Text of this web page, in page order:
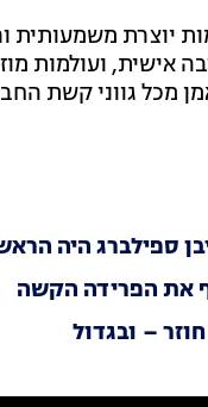
ה-90, הפך בניון לדמות
אישית, ועולמות
מכל גווני קשת
ספילברג היה
את הפרידה הקשה
– ובגדול